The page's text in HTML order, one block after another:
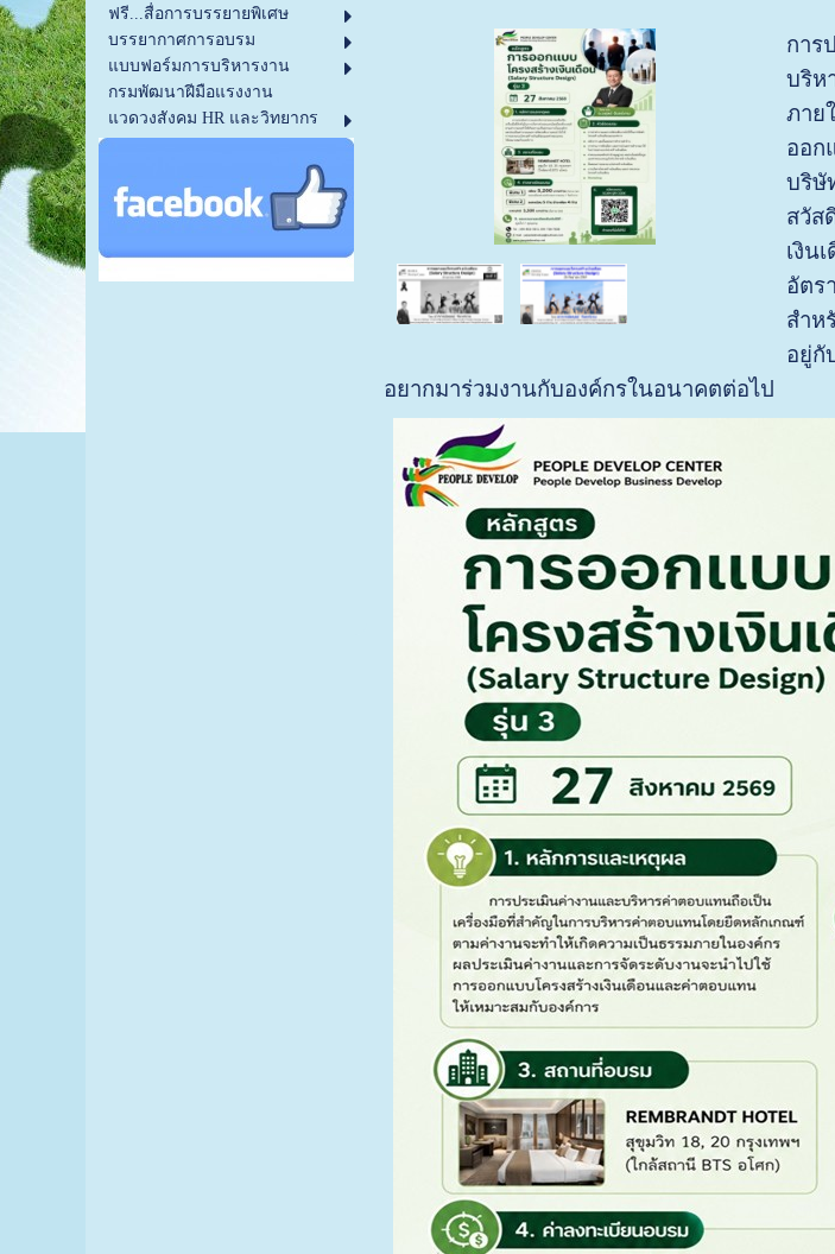
ฟรี...สื่อการบรรยายพิเศษ
บรรยากาศการอบรม
แบบฟอร์มการบริหารงาน
กรมพัฒนาฝีมือแรงงาน
แวดวงสังคม HR และวิทยากร
การ
บริห
ภาย
ออก
บริษั
สวัส
เงิน
อัตร
สำห
อยู่กั
อยากมาร่วมงานกับองค์กรในอนาคตต่อไป